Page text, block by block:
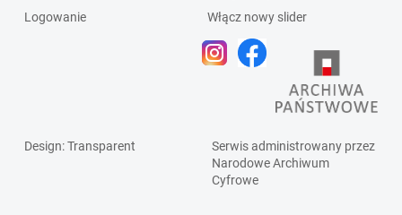
Logowanie
Włącz nowy slider
Design: Transparent
Serwis administrowany przez
Narodowe Archiwum
Cyfrowe